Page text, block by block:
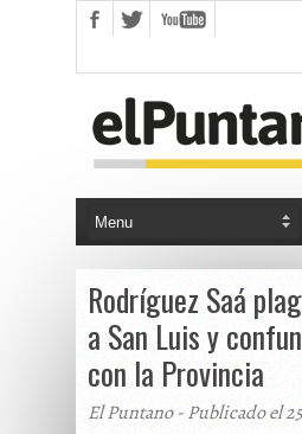
Rodríguez Saá
a San Luis y
con la Provincia
El Puntano - Publicado el